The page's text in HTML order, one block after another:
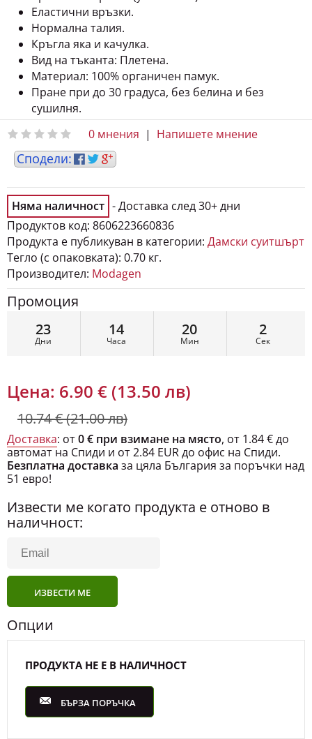
Нормална талия.
Кръгла яка и качулка.
Вид на тъканта: Плетена.
Материал: 100% органичен памук.
Пране при до 30 градуса, без белина и без
сушилня.
0 мнения|Напишете мнение
Няма наличност
Продуктов код:8606223660836
Продукта е публикуван в категории:
Тегло (с опаковката):0.70 кг.
Производител:Modagen
Промоция
Дни Часа Мин Сек
Цена: 6.90 € (13.50 лв)
Доставка : от 0 € при взимане на място
автомат на Спиди и от 2.84 EUR до офис на Спиди.
Безплатна доставка за цяла България за поръчки над
51 евро!
наличност: